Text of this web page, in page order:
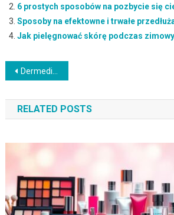
6 prostych sposobów na pozbycie się
Sposoby na efektowne i trwałe
Jak pielęgnować skórę podczas
Nawigacja
wpisu
Dermedic – polska marka dermokosmetyków dla wrażliwej skóry
RELATED POSTS